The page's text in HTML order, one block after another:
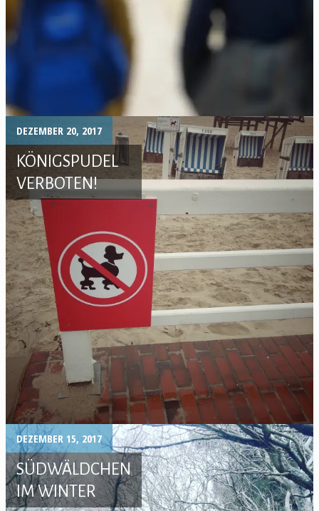
DEZEMBER 20, 2017
KÖNIGSPUDEL
VERBOTEN!
DEZEMBER 15, 2017
SÜDWÄLDCHEN
IM WINTER